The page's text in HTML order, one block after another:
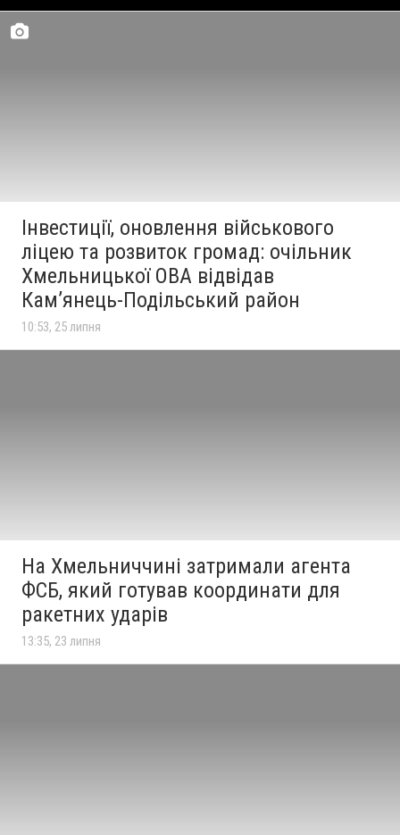
Інвестиції, оновлення військового
ліцею та розвиток громад: очільник
Хмельницької ОВА відвідав
Кам’янець-Подільський район
10:53, 25 липня
На Хмельниччині затримали агента
ФСБ, який готував координати для
ракетних ударів
13:35, 23 липня